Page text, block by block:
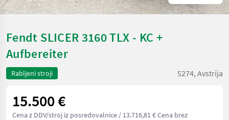
Fendt SLICER 3160 TLX - KC +
Aufbereiter
Rabljeni stroji 5274, Avstrija
15.500 €
Cena z DDV/stroj iz posredovalnice / 13.716,81 € Cena brez